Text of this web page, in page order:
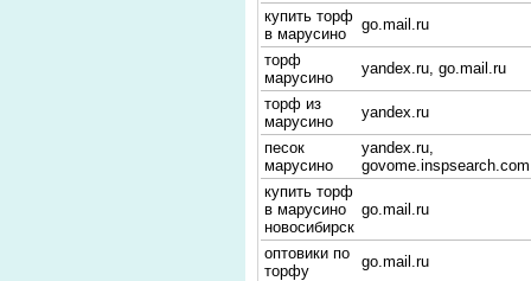
купить торф
в марусино
go.mail.ru
торф
марусино
yandex.ru, go.mail.ru
торф из
марусино
yandex.ru
песок
марусино
yandex.ru,
govome.inspsearch.com
купить торф
в марусино
новосибирск
go.mail.ru
оптовики по
торфу
go.mail.ru